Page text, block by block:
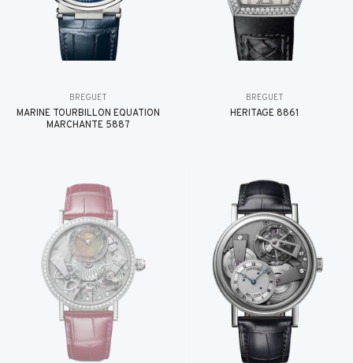
BREGUET
MARINE TOURBILLON ÉQUATION
MARCHANTE 5887
BREGUET
HÉRITAGE 8861